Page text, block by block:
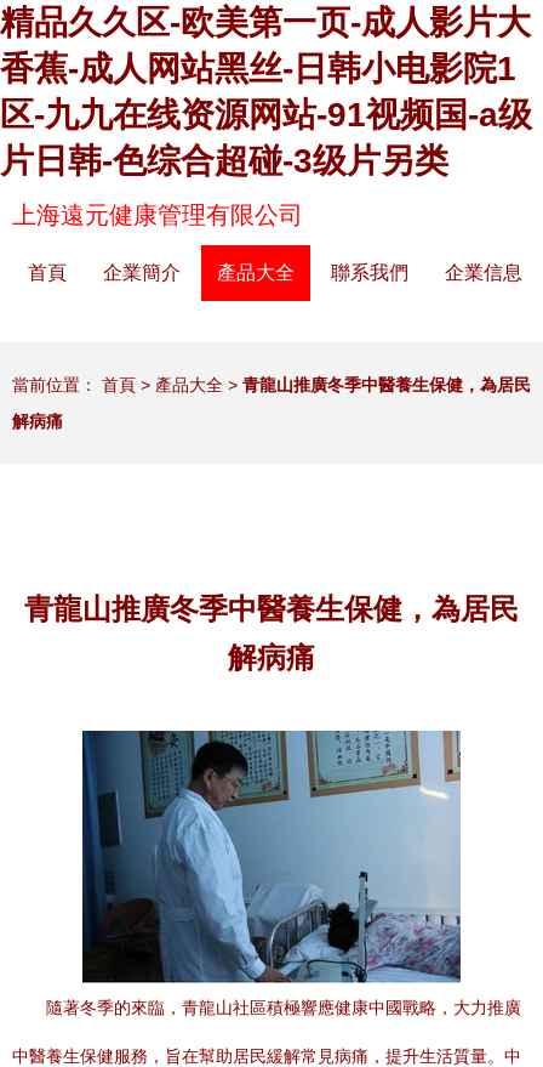
精品久久区-欧美第一页-成人影片大
香蕉-成人网站黑丝-日韩小电影院1
区-九九在线资源网站-91视频国-a级
片日韩-色综合超碰-3级片另类
上海遠元健康管理有限公司
首頁 企業簡介 產品大全 聯系我們 企業信息
當前位置： 首頁 > 產品大全 > 青龍山推廣冬季中醫養生保健，為居民
解病痛
青龍山推廣冬季中醫養生保健，為居民
解病痛
隨著冬季的來臨，青龍山社區積極響應健康中國戰略，大力推廣
中醫養生保健服務，旨在幫助居民緩解常見病痛，提升生活質量。中